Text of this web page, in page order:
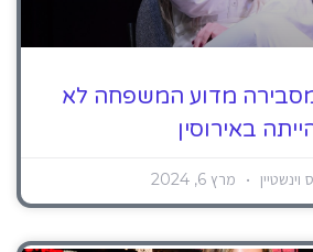
מסבירה מדוע המשפחה לא
באירוסין
וינשטיין מרץ 6, 2024